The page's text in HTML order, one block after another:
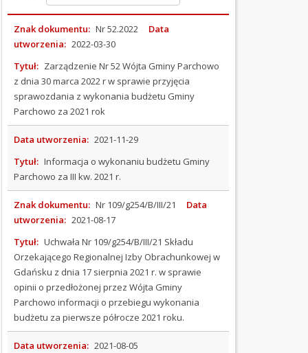
rok
Budżet
na
rok
Budżet
na
2013
rok
Budżet
na
2014
Budżet
na
rok
Budżet
na
2016
rok
Budżet
na
2017
Znak dokumentu: Nr 52.2022
Data
utworzenia: 2022-03-30
Tytuł: Zarządzenie Nr 52 Wójta Gminy Parchowo
z dnia 30 marca 2022 r w sprawie przyjęcia
sprawozdania z wykonania budżetu Gminy
Parchowo za 2021 rok
Data utworzenia: 2021-11-29
Tytuł: Informacja o wykonaniu budżetu Gminy
Parchowo za III kw. 2021 r.
Znak dokumentu: Nr 109/g254/B/III/21
Data
utworzenia: 2021-08-17
Tytuł: Uchwała Nr 109/g254/B/III/21 Składu
Orzekającego Regionalnej Izby Obrachunkowej w
Gdańsku z dnia 17 sierpnia 2021 r. w sprawie
opinii o przedłożonej przez Wójta Gminy
Parchowo informacji o przebiegu wykonania
budżetu za pierwsze półrocze 2021 roku.
Data utworzenia: 2021-08-05